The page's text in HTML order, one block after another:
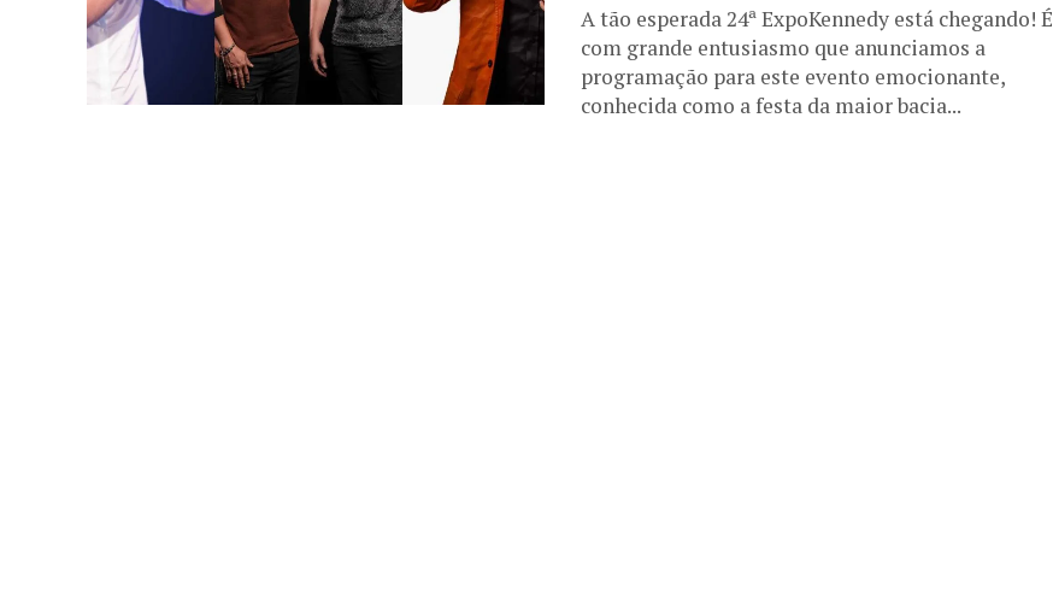
A tão esperada 24ª ExpoKennedy está chegando! É
com grande entusiasmo que anunciamos a
programação para este evento emocionante,
conhecida como a festa da maior bacia...